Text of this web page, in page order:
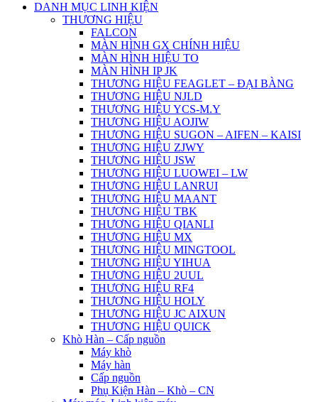
DANH MỤC LINH KIỆN
THƯƠNG HIỆU
FALCON
MÀN HÌNH GX CHÍNH HIỆU
MÀN HÌNH HIỆU TO
MÀN HÌNH IP JK
THƯƠNG HIỆU FEAGLET – ĐẠI BÀNG
THƯƠNG HIỆU NJLD
THƯƠNG HIỆU YCS-M.Y
THƯƠNG HIỆU AOJIW
THƯƠNG HIỆU SUGON – AIFEN – KAISI
THƯƠNG HIỆU ZJWY
THƯƠNG HIỆU JSW
THƯƠNG HIỆU LUOWEI – LW
THƯƠNG HIỆU LANRUI
THƯƠNG HIỆU MAANT
THƯƠNG HIỆU TBK
THƯƠNG HIỆU QIANLI
THƯƠNG HIỆU MX
THƯƠNG HIỆU MINGTOOL
THƯƠNG HIỆU YIHUA
THƯƠNG HIỆU 2UUL
THƯƠNG HIỆU RF4
THƯƠNG HIỆU HOLY
THƯƠNG HIỆU JC AIXUN
THƯƠNG HIỆU QUICK
Khò Hàn – Cấp nguồn
Máy khò
Máy hàn
Cấp nguồn
Phụ Kiện Hàn – Khò – CN